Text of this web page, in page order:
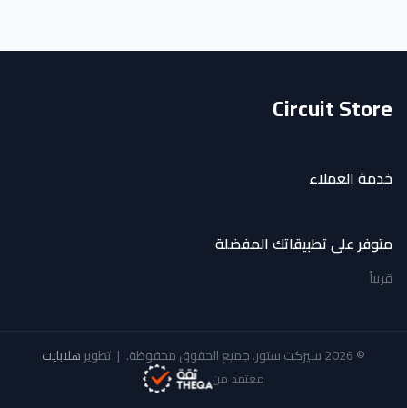
Circuit Store
خدمة العملاء
متوفر على تطبيقاتك المفضلة
قريباً
© 2026 سيركت ستور. جميع الحقوق محفوظة. | تطويرهلابايت
معتمد من